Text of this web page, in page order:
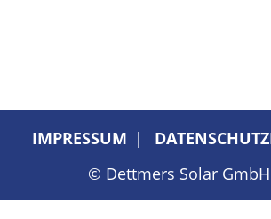
PLANUNG
VERKAUF
REFERENZEN
IMPRESSUM
© Dettmers Solar